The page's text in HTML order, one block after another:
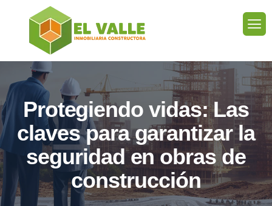
Protegiendo vidas: Las
claves para garantizar la
seguridad en obras de
construcción